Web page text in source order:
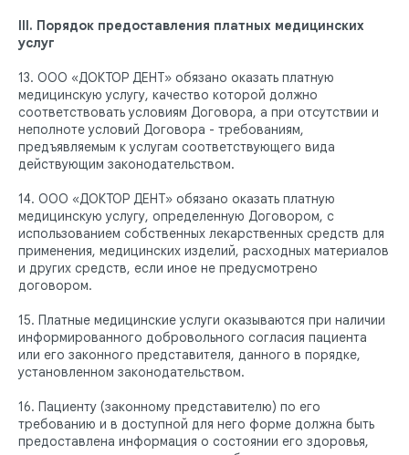
III. Порядок предоставления платных медицинских
услуг
13. ООО «ДОКТОР ДЕНТ» обязано оказать платную
медицинскую услугу, качество которой должно
соответствовать условиям Договора, а при отсутствии и
неполноте условий Договора - требованиям,
предъявляемым к услугам соответствующего вида
действующим законодательством.
14. ООО «ДОКТОР ДЕНТ» обязано оказать платную
медицинскую услугу, определенную Договором, с
использованием собственных лекарственных средств для
применения, медицинских изделий, расходных материалов
и других средств, если иное не предусмотрено
договором.
15. Платные медицинские услуги оказываются при наличии
информированного добровольного согласия пациента
или его законного представителя, данного в порядке,
установленном законодательством.
16. Пациенту (законному представителю) по его
требованию и в доступной для него форме должна быть
предоставлена информация о состоянии его здоровья,